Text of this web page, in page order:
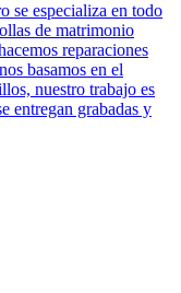
se especializa en todo
de matrimonio
reparaciones
basamos en el
nuestro trabajo es
entregan grabadas y